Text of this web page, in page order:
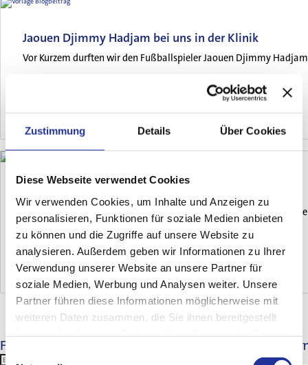
Zustimmung Details Über Cookies
Diese Webseite verwendet Cookies
Wir verwenden Cookies, um Inhalte und Anzeigen zu
personalisieren, Funktionen für soziale Medien anbieten
zu können und die Zugriffe auf unsere Website zu
analysieren. Außerdem geben wir Informationen zu Ihrer
Verwendung unserer Website an unsere Partner für
soziale Medien, Werbung und Analysen weiter. Unsere
Partner führen diese Informationen möglicherweise mit
weiteren Daten zusammen, die Sie ihnen bereitgestellt
Einwilligungsauswahl
Für Zuweisende
Für Notfälle
Jaouen Djimmy Hadjam bei uns in der Klinik
Vor Kurzem durften wir den Fußballspieler Jaouen Djimmy
12. Januar 2026
Vor Kurzem durften wir den Fußballspieler Ebrima Colley bei uns
27. November 2025
Follow Merian Abonnieren Sie unseren Newsletter